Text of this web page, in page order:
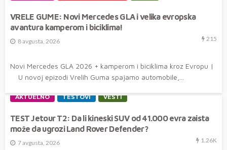
VRELE GUME: Novi Mercedes GLA i velika evropska
avantura kamperom i biciklima!
8 avgusta, 2026 215
Novi Mercedes GLA 2026 + kamperom i biciklima kroz Evropu |
U novoj epizodi Vrelih Guma spajamo automobile,...
AKTUELNO TESTOVI VESTI
TEST Jetour T2: Da li kineski SUV od 41.000 evra zaista
može da ugrozi Land Rover Defender?
7 avgusta, 2026 1.26K